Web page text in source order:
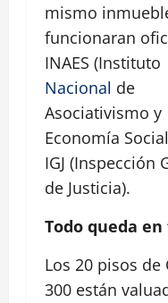
mismo
funcionaran
INAES (Instituto
Nacional de
Asociativismo y
Economía
IGJ (Inspección
de Justicia).
Todo queda
Los 20 pisos de
300 están